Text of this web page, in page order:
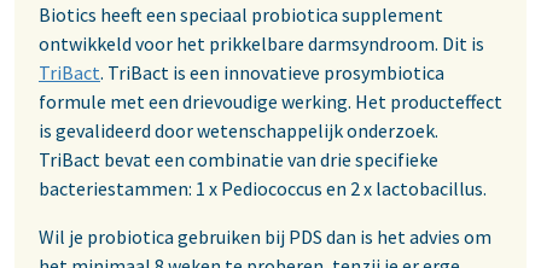
Biotics heeft een speciaal probiotica supplement
ontwikkeld voor het prikkelbare darmsyndroom. Dit is
TriBact. TriBact is een innovatieve prosymbiotica
formule met een drievoudige werking. Het producteffect
is gevalideerd door wetenschappelijk onderzoek.
TriBact bevat een combinatie van drie specifieke
bacteriestammen: 1 x Pediococcus en 2 x lactobacillus.
Wil je probiotica gebruiken bij PDS dan is het advies om